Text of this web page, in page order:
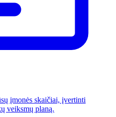
įmonės skaičiai, įvertinti
veiksmų planą.